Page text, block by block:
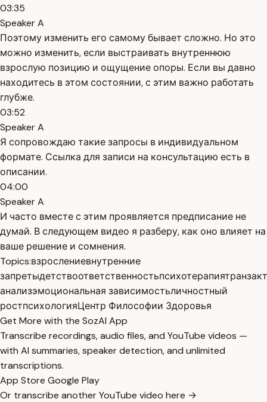
03:35
Speaker A
Поэтому изменить его самому бывает сложно. Но это
можно изменить, если выстраивать внутреннюю
взрослую позицию и ощущение опоры. Если вы давно
находитесь в этом состоянии, с этим важно работать
глубже.
03:52
Speaker A
Я сопровождаю такие запросы в индивидуальном
формате. Ссылка для записи на консультацию есть в
описании.
04:00
Speaker A
И часто вместе с этим проявляется предписание не
думай. В следующем видео я разберу, как оно влияет на
ваше решение и сомнения.
Topics:взрослениевнутренние
запретыдетствоответственностьпсихотерапия
анализэмоциональная зависимостьличностный
ростпсихологияЦентр Философии Здоровья
Get More with the SozAI App
Transcribe recordings, audio files, and YouTube videos —
with AI summaries, speaker detection, and unlimited
transcriptions.
App Store Google Play
Or transcribe another YouTube video here →